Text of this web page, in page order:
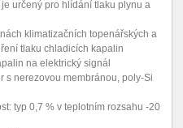
určený pro hlídání tlaku plynu a
klimatizačních topenářských a
tlaku chladicích kapalin
na elektrický signál
s nerezovou membránou, poly-Si
typ 0,7 % v teplotním rozsahu -20